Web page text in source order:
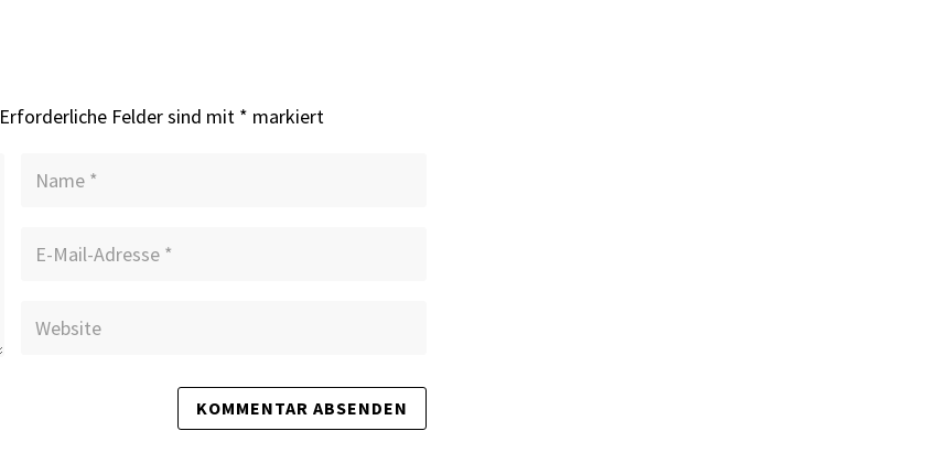
Erforderliche Felder sind mit * markiert